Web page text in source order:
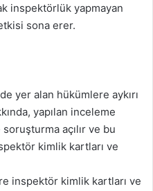
inspektörlük yapmayan
sona erer.
yer alan hükümlere aykırı
yapılan inceleme
açılır ve bu
kimlik kartları ve
inspektör kimlik kartları ve